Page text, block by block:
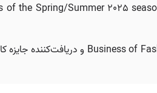
of the Spring/Summer 2025